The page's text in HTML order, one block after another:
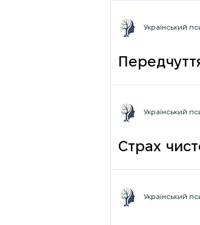
Український
Страх
Український
Український